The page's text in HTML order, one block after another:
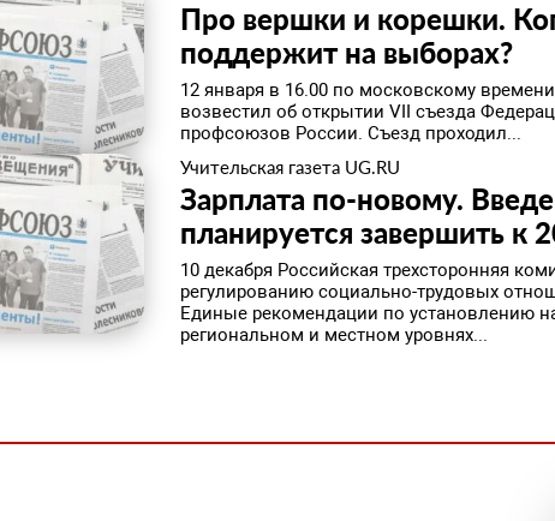
Про вершки и корешки.
поддержит на выборах?
​12 января в 16.00 по московскому
возвестил об открытии VII съезда
профсоюзов России. Съезд проходил...
Учительская газета UG.RU
Зарплата по-новому.
планируется завершить к
​10 декабря Российская трехсторонняя
регулированию социально-трудовых
Единые рекомендации по установлению
региональном и местном уровнях...